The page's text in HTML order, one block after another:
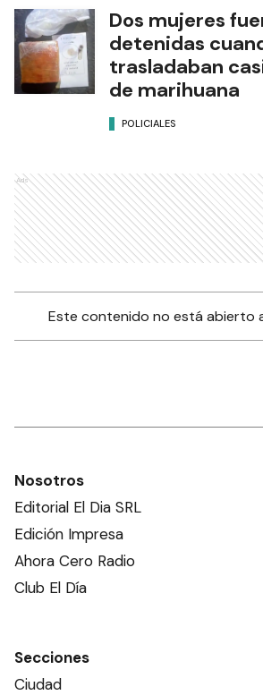
Dos mujeres
detenidas
trasladaban
de marihuana
POLICIALES
Ads
Este contenido no está abierto
Nosotros
Editorial El Dia SRL
Edición Impresa
Ahora Cero Radio
Club El Día
Secciones
Ciudad